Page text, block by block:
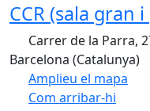
CCR (sala gran
Carrer de la Parra,
Barcelona (Catalunya)
Amplieu el mapa
Com arribar-hi